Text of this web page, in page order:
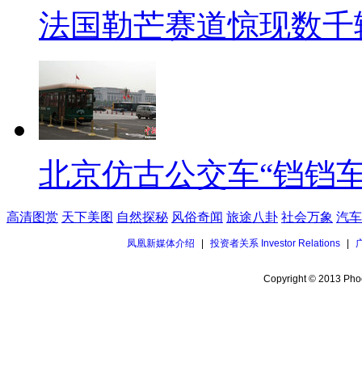
法国勒芒赛道惊现数
北京仿古公交车“铛铛
高清图赏 天下美图 自然探秘 风俗奇闻 旅途八卦 社会万象 汽
凤凰新媒体介绍 投资者关系 Investor Relations
Copyright © 2013